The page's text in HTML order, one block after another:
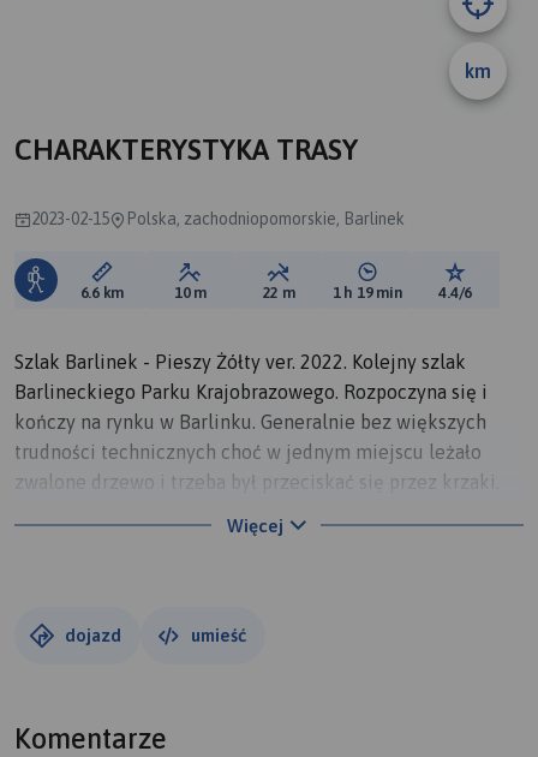
km
CHARAKTERYSTYKA TRASY
2023-02-15 Polska, zachodniopomorskie, Barlinek
Długość trasy:
6.6 km Suma przewyższeń:
10 m Suma spadków:
22 m Średni czas potrzebny
1 h 19 min Ocena
4.4/6
Szlak Barlinek - Pieszy Żółty ver. 2022. Kolejny szlak
Barlineckiego Parku Krajobrazowego. Rozpoczyna się i
kończy na rynku w Barlinku. Generalnie bez większych
trudności technicznych choć w jednym miejscu leżało
zwalone drzewo i trzeba był przeciskać się przez krzaki.
Więcej
dojazd umieść
Komentarze